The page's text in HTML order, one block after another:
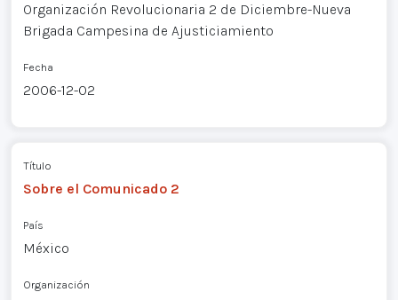
Organización Revolucionaria 2 de Diciembre-Nueva
Brigada Campesina de Ajusticiamiento
Fecha
2006-12-02
Título
Sobre el Comunicado 2
País
México
Organización